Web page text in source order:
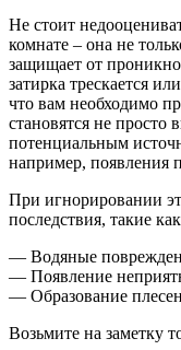
Не стоит
комнате – она не
защищает от
затирка трескается
что вам необходимо
становятся не просто
потенциальным
например, появления
При игнорировании
последствия, такие
— Водяные
— Появление
— Образование
Возьмите на заметку